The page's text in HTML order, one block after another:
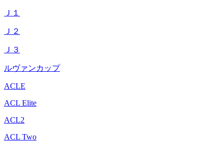
Ｊ１
Ｊ２
Ｊ３
ルヴァンカップ
ACLE
ACL Elite
ACL2
ACL Two